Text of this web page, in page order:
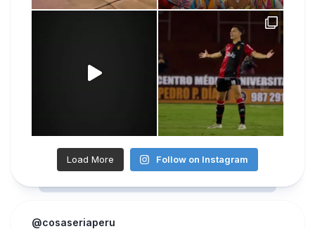
Load More Follow on Instagram
@cosaseriaperu